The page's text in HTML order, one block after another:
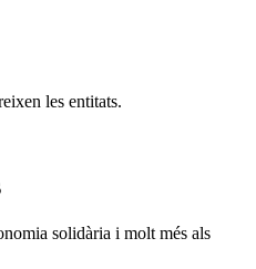
les entitats.
solidària i molt més als